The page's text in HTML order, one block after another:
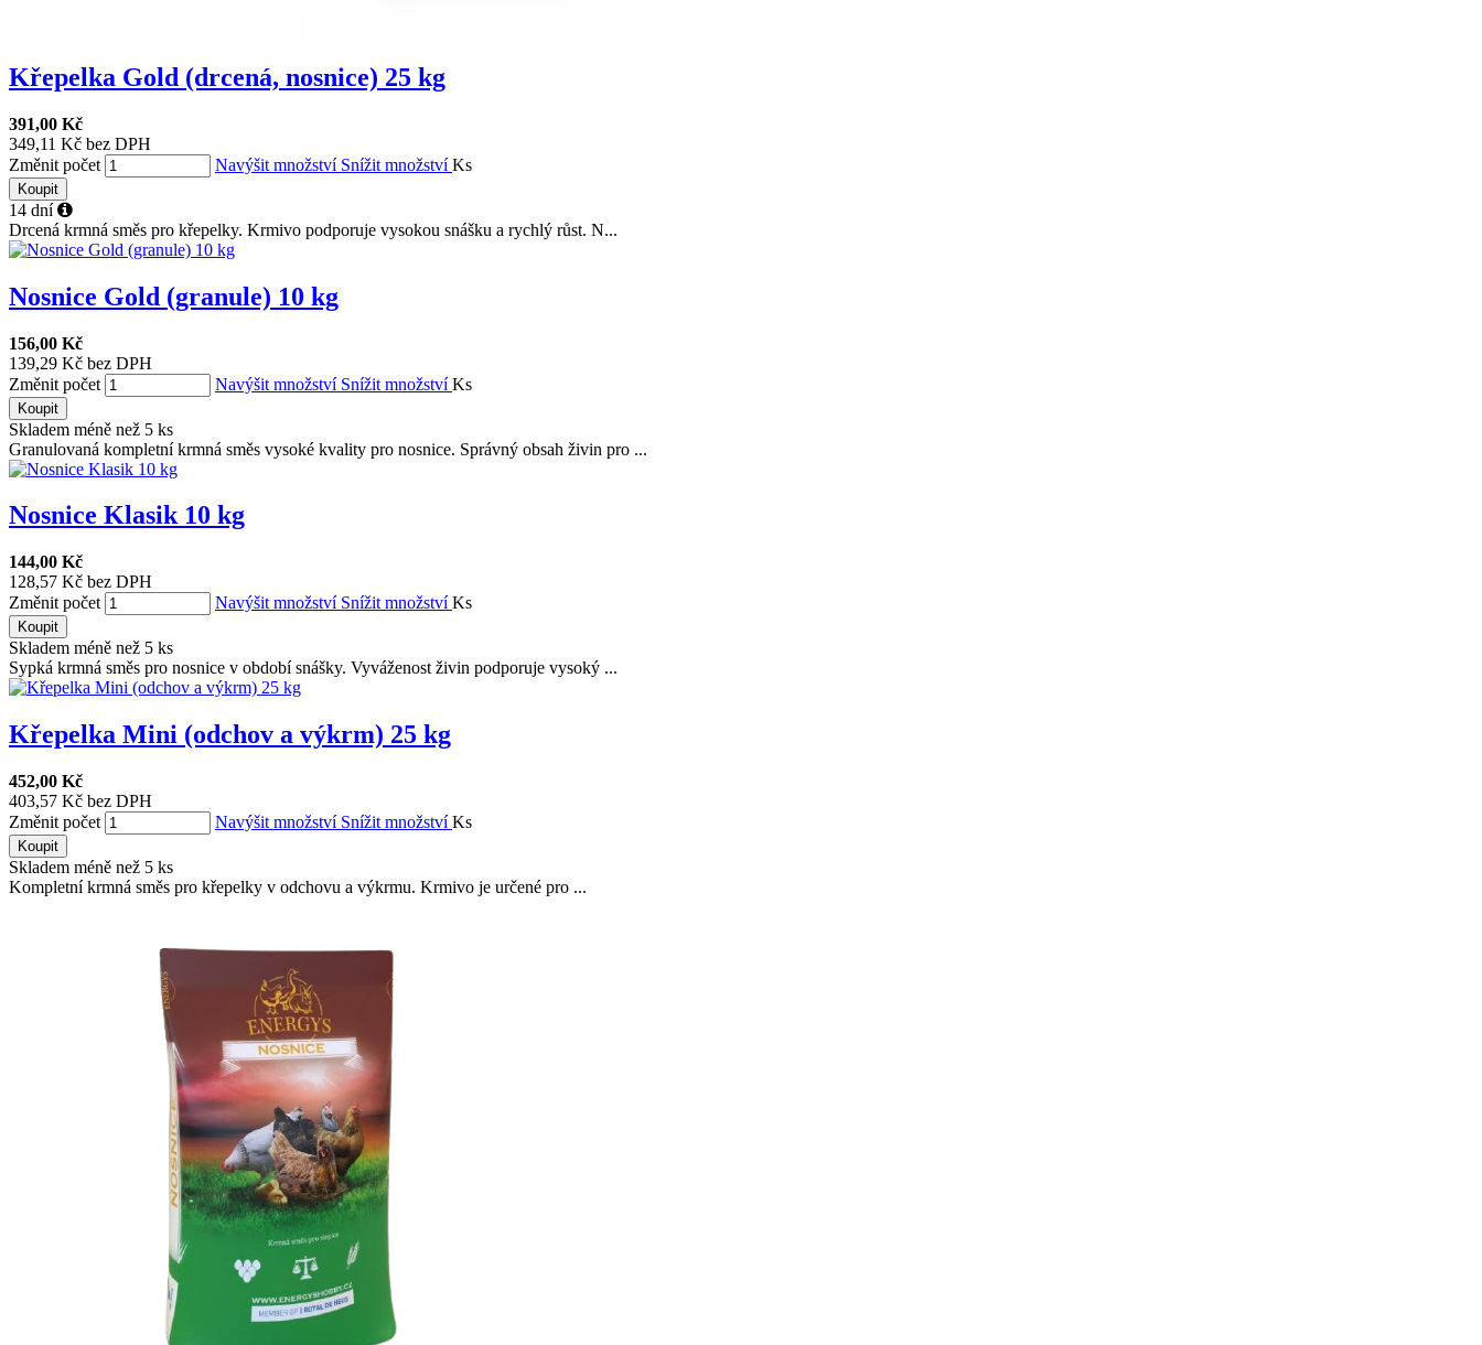
Křepelka Gold (drcená, nosnice) 25 kg
391,00 Kč
349,11 Kč bez DPH
Změnit počet
Navýšit množství Snížit množstvíKs
Koupit
14 dní
Drcená krmná směs pro křepelky. Krmivo podporuje vysokou snášku a rychlý růst. N...
Nosnice Gold (granule) 10 kg
156,00 Kč
139,29 Kč bez DPH
Změnit počet
Navýšit množství Snížit množstvíKs
Koupit
Skladem méně než 5 ks
Granulovaná kompletní krmná směs vysoké kvality pro nosnice. Správný obsah živin pro ...
Nosnice Klasik 10 kg
144,00 Kč
128,57 Kč bez DPH
Změnit počet
Navýšit množství Snížit množstvíKs
Koupit
Skladem méně než 5 ks
Sypká krmná směs pro nosnice v období snášky. Vyváženost živin podporuje vysoký ...
Křepelka Mini (odchov a výkrm) 25 kg
452,00 Kč
403,57 Kč bez DPH
Změnit počet
Navýšit množství Snížit množstvíKs
Koupit
Skladem méně než 5 ks
Kompletní krmná směs pro křepelky v odchovu a výkrmu. Krmivo je určené pro ...